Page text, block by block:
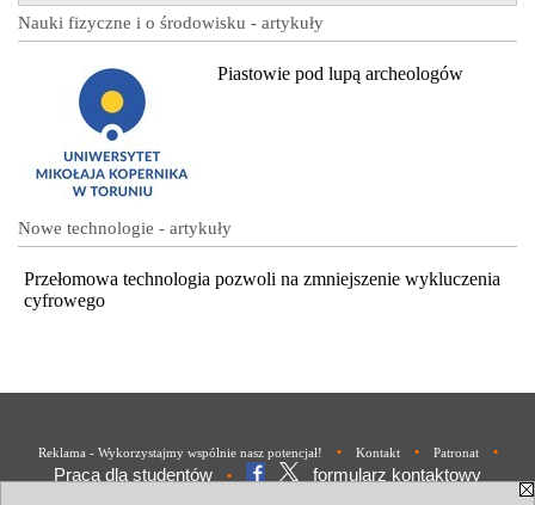
Nauki fizyczne i o środowisku - artykuły
Piastowie pod lupą archeologów
Nowe technologie - artykuły
Przełomowa technologia pozwoli na zmniejszenie wykluczenia
cyfrowego
Reklama - Wykorzystajmy wspólnie nasz potencjał! • Kontakt • Patronat •
Praca dla studentów • formularz kontaktowy